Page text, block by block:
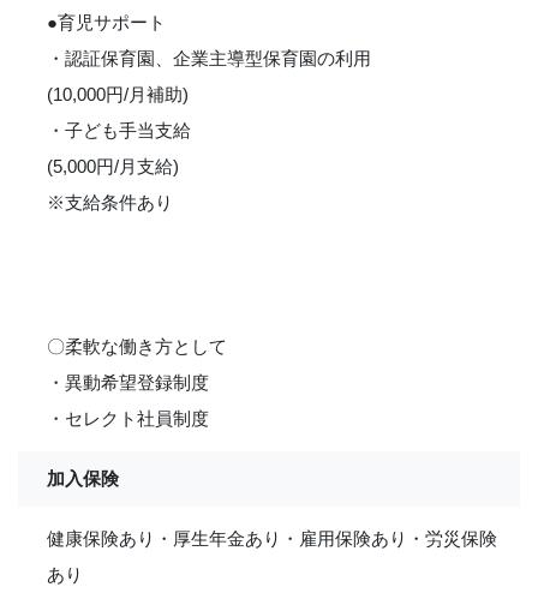
●育児サポート
・認証保育園、企業主導型保育園の利用
(10,000円/月補助)
・子ども手当支給
(5,000円/月支給)
※支給条件あり
〇柔軟な働き方として
・異動希望登録制度
・セレクト社員制度
加入保険
健康保険あり・厚生年金あり・雇用保険あり・労災保険
あり